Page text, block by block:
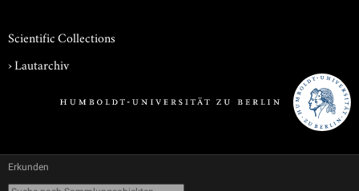
Scientific Collections
›Lautarchiv
Erkunden